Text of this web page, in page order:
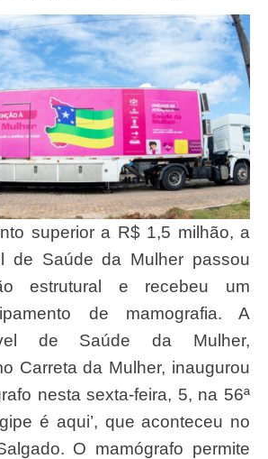
de Saúde da Mulher passou
estrutural e recebeu um
de mamografia. A
de Saúde da Mulher,
Carreta da Mulher, inaugurou
nesta sexta-feira, 5, na 56ª
é aqui’, que aconteceu no
O mamógrafo permite